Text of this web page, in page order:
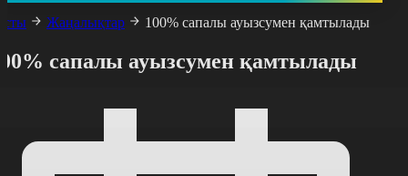
Жаңалықтар 100% сапалы ауызсумен қамтылады
сапалы ауызсумен қамтылады